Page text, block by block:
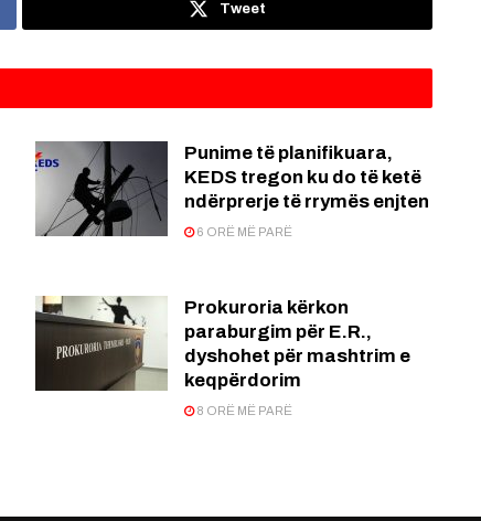
Tweet
Punime të planifikuara,
KEDS tregon ku do të ketë
ndërprerje të rrymës enjten
6 ORË MË PARË
Prokuroria kërkon
paraburgim për E.R.,
dyshohet për mashtrim e
keqpërdorim
8 ORË MË PARË